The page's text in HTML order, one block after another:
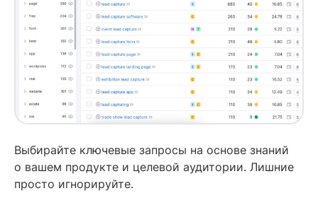
Выбирайте ключевые запросы на основе знаний
о вашем продукте и целевой аудитории. Лишние
просто игнорируйте.